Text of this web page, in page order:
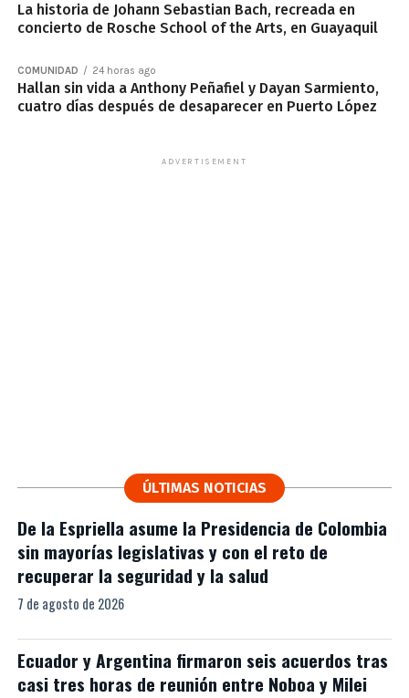
La historia de Johann Sebastian Bach, recreada en
concierto de Rosche School of the Arts, en Guayaquil
COMUNIDAD 24 horas ago
Hallan sin vida a Anthony Peñafiel y Dayan Sarmiento,
cuatro días después de desaparecer en Puerto López
ADVERTISEMENT
ÚLTIMAS NOTICIAS
De la Espriella asume la Presidencia de Colombia
sin mayorías legislativas y con el reto de
recuperar la seguridad y la salud
7 de agosto de 2026
Ecuador y Argentina firmaron seis acuerdos tras
casi tres horas de reunión entre Noboa y Milei